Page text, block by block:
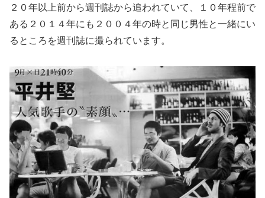
２０年以上前から週刊誌から追われていて、１０年程前で
ある２０１４年にも２００４年の時と同じ男性と一緒にい
るところを週刊誌に撮られています。